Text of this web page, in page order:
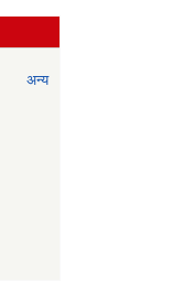
अन्य